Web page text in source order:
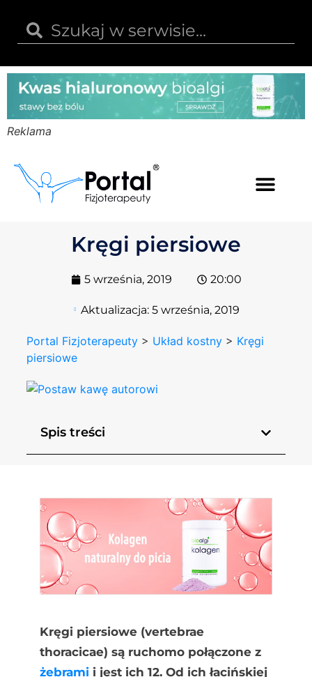
Reklama
Kręgi piersiowe
5 września, 2019 20:00
Aktualizacja: 5 września, 2019
Portal Fizjoterapeuty > Układ kostny > Kręgi
piersiowe
Spis treści
Kręgi piersiowe (vertebrae
thoracicae) są ruchomo połączone z
żebramii jest ich 12. Od ich łacińskiej